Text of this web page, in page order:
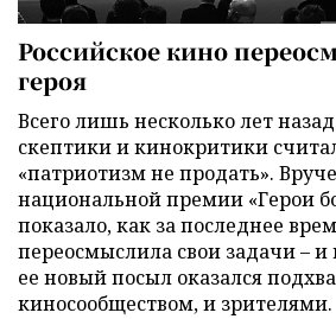
Российское кино
героя
Всего лишь несколько лет
скептики и кинокритики
«патриотизм не продать».
национальной премии «Герои
показало, как за последнее
переосмыслила свои задачи – и
ее новый посыл оказался
киносообществом, и зрителями.